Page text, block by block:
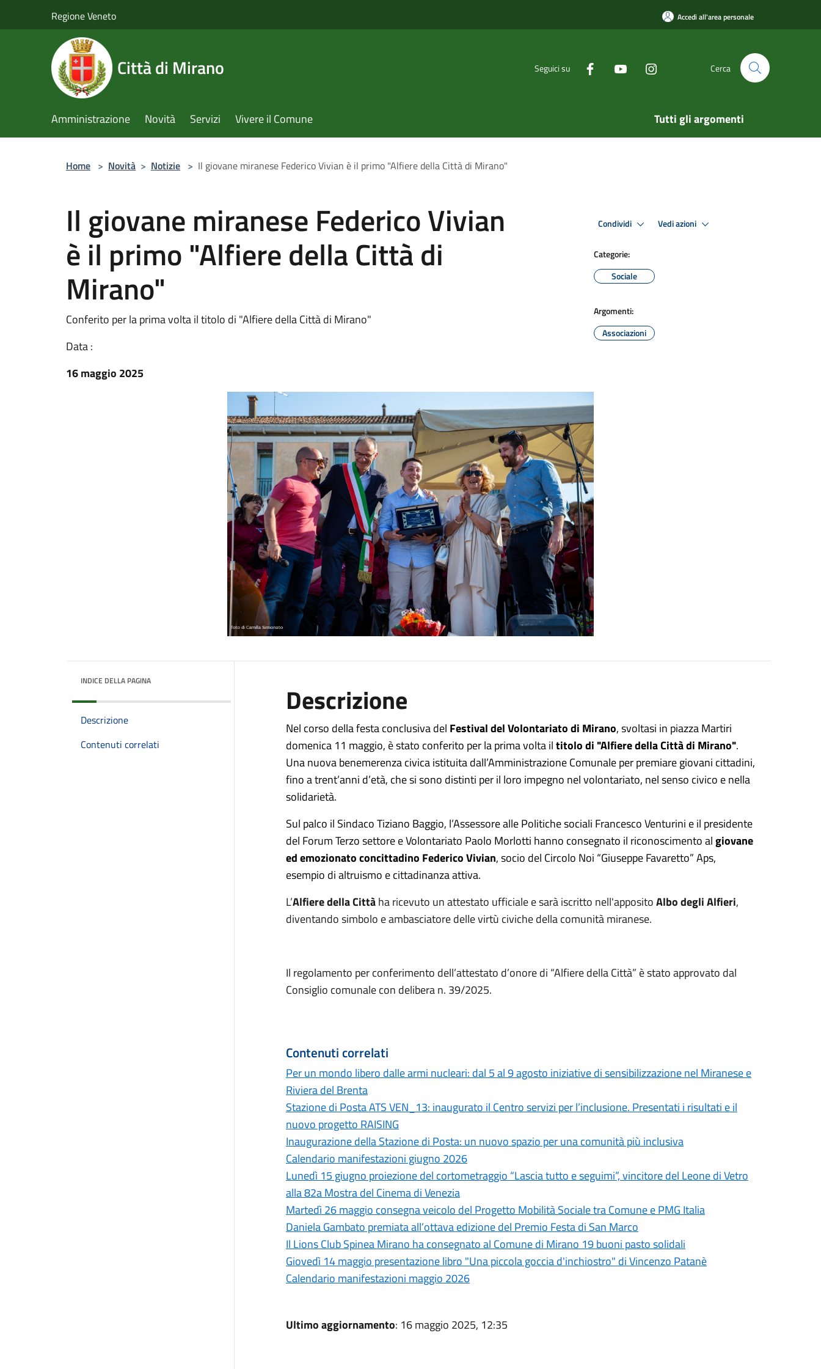
Regione Veneto Accedi all'area personale
Città di Mirano Seguici su Cerca
Amministrazione Novità Servizi Vivere il Comune Tutti gli argomenti
Home > Novità > Notizie > Il giovane miranese Federico Vivian è il primo "Alfiere della Città di Mirano"
Il giovane miranese Federico Vivian
è il primo "Alfiere della Città di
Mirano"
Conferito per la prima volta il titolo di "Alfiere della Città di Mirano"
Data :
16 maggio 2025
Condividi Vedi azioni
Categorie:
Sociale
Argomenti:
Associazioni
INDICE DELLA PAGINA
Descrizione
Contenuti correlati
Descrizione
Nel corso della festa conclusiva del Festival del Volontariato di Mirano, svoltasi in piazza Martiri
domenica 11 maggio, è stato conferito per la prima volta iltitolo di "Alfiere della Città di Mirano".
Una nuova benemerenza civica istituita dall’Amministrazione Comunale per premiare giovani cittadini,
fino a trent’anni d’età, che si sono distinti per il loro impegno nel volontariato, nel senso civico e nella
solidarietà.
Sul palco il Sindaco Tiziano Baggio, l’Assessore alle Politiche sociali Francesco Venturini e il presidente
del Forum Terzo settore e Volontariato Paolo Morlotti hanno consegnato il riconoscimento algiovane
ed emozionato concittadino Federico Vivian, socio del Circolo Noi “Giuseppe Favaretto” Aps,
esempio di altruismo e cittadinanza attiva.
L’Alfiere della Cittàha ricevuto un attestato ufficiale e sarà iscritto nell'appositoAlbo degli Alfieri,
diventandosimbolo e ambasciatore delle virtù civiche della comunità miranese.
Il regolamento per conferimento dell’attestato d’onore di “Alfiere della Città” è stato approvato dal
Consiglio comunale con delibera n. 39/2025.
Contenuti correlati
Per un mondo libero dalle armi nucleari: dal 5 al 9 agosto iniziative di sensibilizzazione nel Miranese e
Riviera del Brenta
Stazione di Posta ATS VEN_13: inaugurato il Centro servizi per l’inclusione. Presentati i risultati e il
nuovo progetto RAISING
Inaugurazione della Stazione di Posta: un nuovo spazio per una comunità più inclusiva
Calendario manifestazioni giugno 2026
Lunedì 15 giugno proiezione del cortometraggio “Lascia tutto e seguimi”, vincitore del Leone di Vetro
alla 82a Mostra del Cinema di Venezia
Martedì 26 maggio consegna veicolo del Progetto Mobilità Sociale tra Comune e PMG Italia
Daniela Gambato premiata all’ottava edizione del Premio Festa di San Marco
Il Lions Club Spinea Mirano ha consegnato al Comune di Mirano 19 buoni pasto solidali
Giovedì 14 maggio presentazione libro "Una piccola goccia d'inchiostro" di Vincenzo Patanè
Calendario manifestazioni maggio 2026
Ultimo aggiornamento: 16 maggio 2025, 12:35